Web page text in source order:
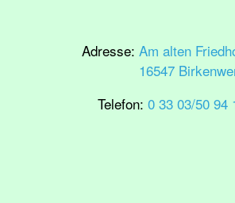
Adresse: Am alten
16547
Telefon: 0 33 03/50 94